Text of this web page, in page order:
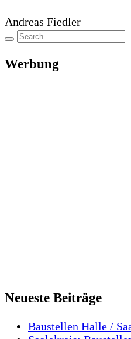
Andreas Fiedler
Werbung
Neueste Beiträge
Baustellen Halle /